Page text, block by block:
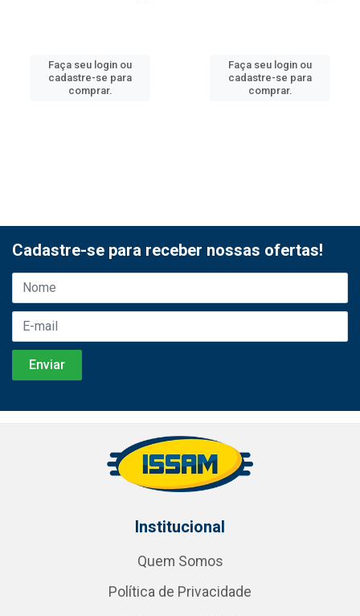
Faça seu login ou
cadastre-se para
comprar.
Faça seu login ou
cadastre-se para
comprar.
Cadastre-se para receber nossas ofertas!
Institucional
Quem Somos
Política de Privacidade